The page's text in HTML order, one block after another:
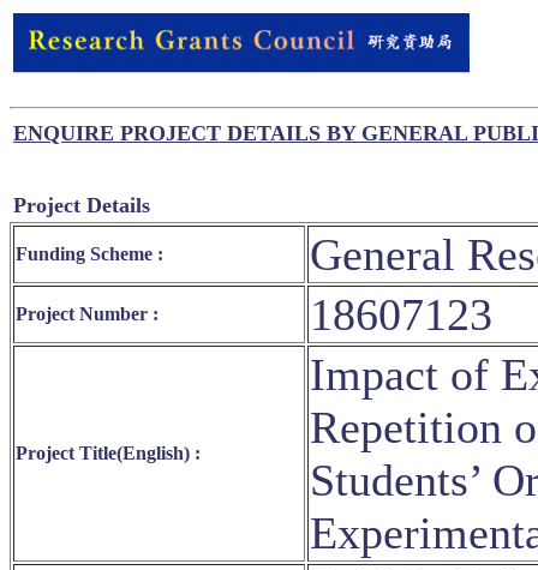
ENQUIRE PROJECT DETAILS BY GENERAL
Project Details
Funding Scheme : General
Project Number : 18607123
Project Title(English) :
Impact of
Repetition
Students’